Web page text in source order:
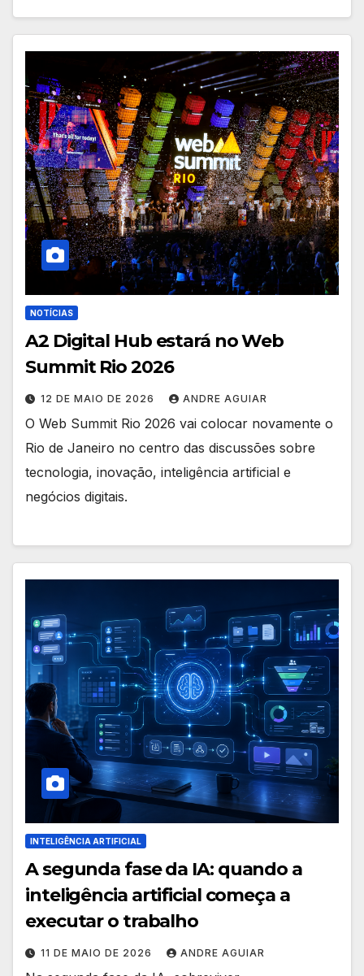
NOTÍCIAS
A2 Digital Hub estará no Web
Summit Rio 2026
12 DE MAIO DE 2026 ANDRE AGUIAR
O Web Summit Rio 2026 vai colocar novamente o
Rio de Janeiro no centro das discussões sobre
tecnologia, inovação, inteligência artificial e
negócios digitais.
INTELIGÊNCIA ARTIFICIAL
A segunda fase da IA: quando a
inteligência artificial começa a
executar o trabalho
11 DE MAIO DE 2026 ANDRE AGUIAR